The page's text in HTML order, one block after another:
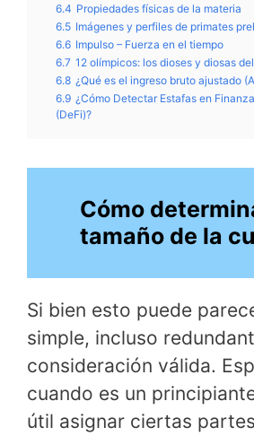
6.4 Propiedades físicas de la materia
6.5 Imágenes y perfiles de primates
6.6 Impulso – Fuerza en el tiempo
6.7 12 olímpicos: los dioses y diosas
6.8 ¿Qué es el ingreso bruto ajustado
6.9 ¿Cómo Detectar Estafas en
(DeFi)?
Cómo
tamaño de la
Si bien esto puede
simple, incluso
consideración válida.
cuando es un
útil asignar ciertas